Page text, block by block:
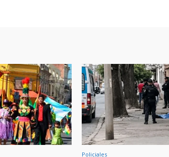
Policiales